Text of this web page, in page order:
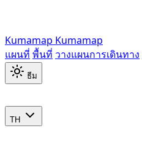
Kumamap Kumamap
แผนที่ พื้นที่ วางแผนการเดินทาง
ธีม
TH